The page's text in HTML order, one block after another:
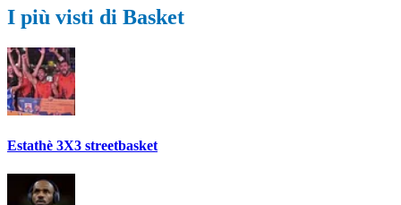
I più visti di Basket
Estathè 3X3 streetbasket